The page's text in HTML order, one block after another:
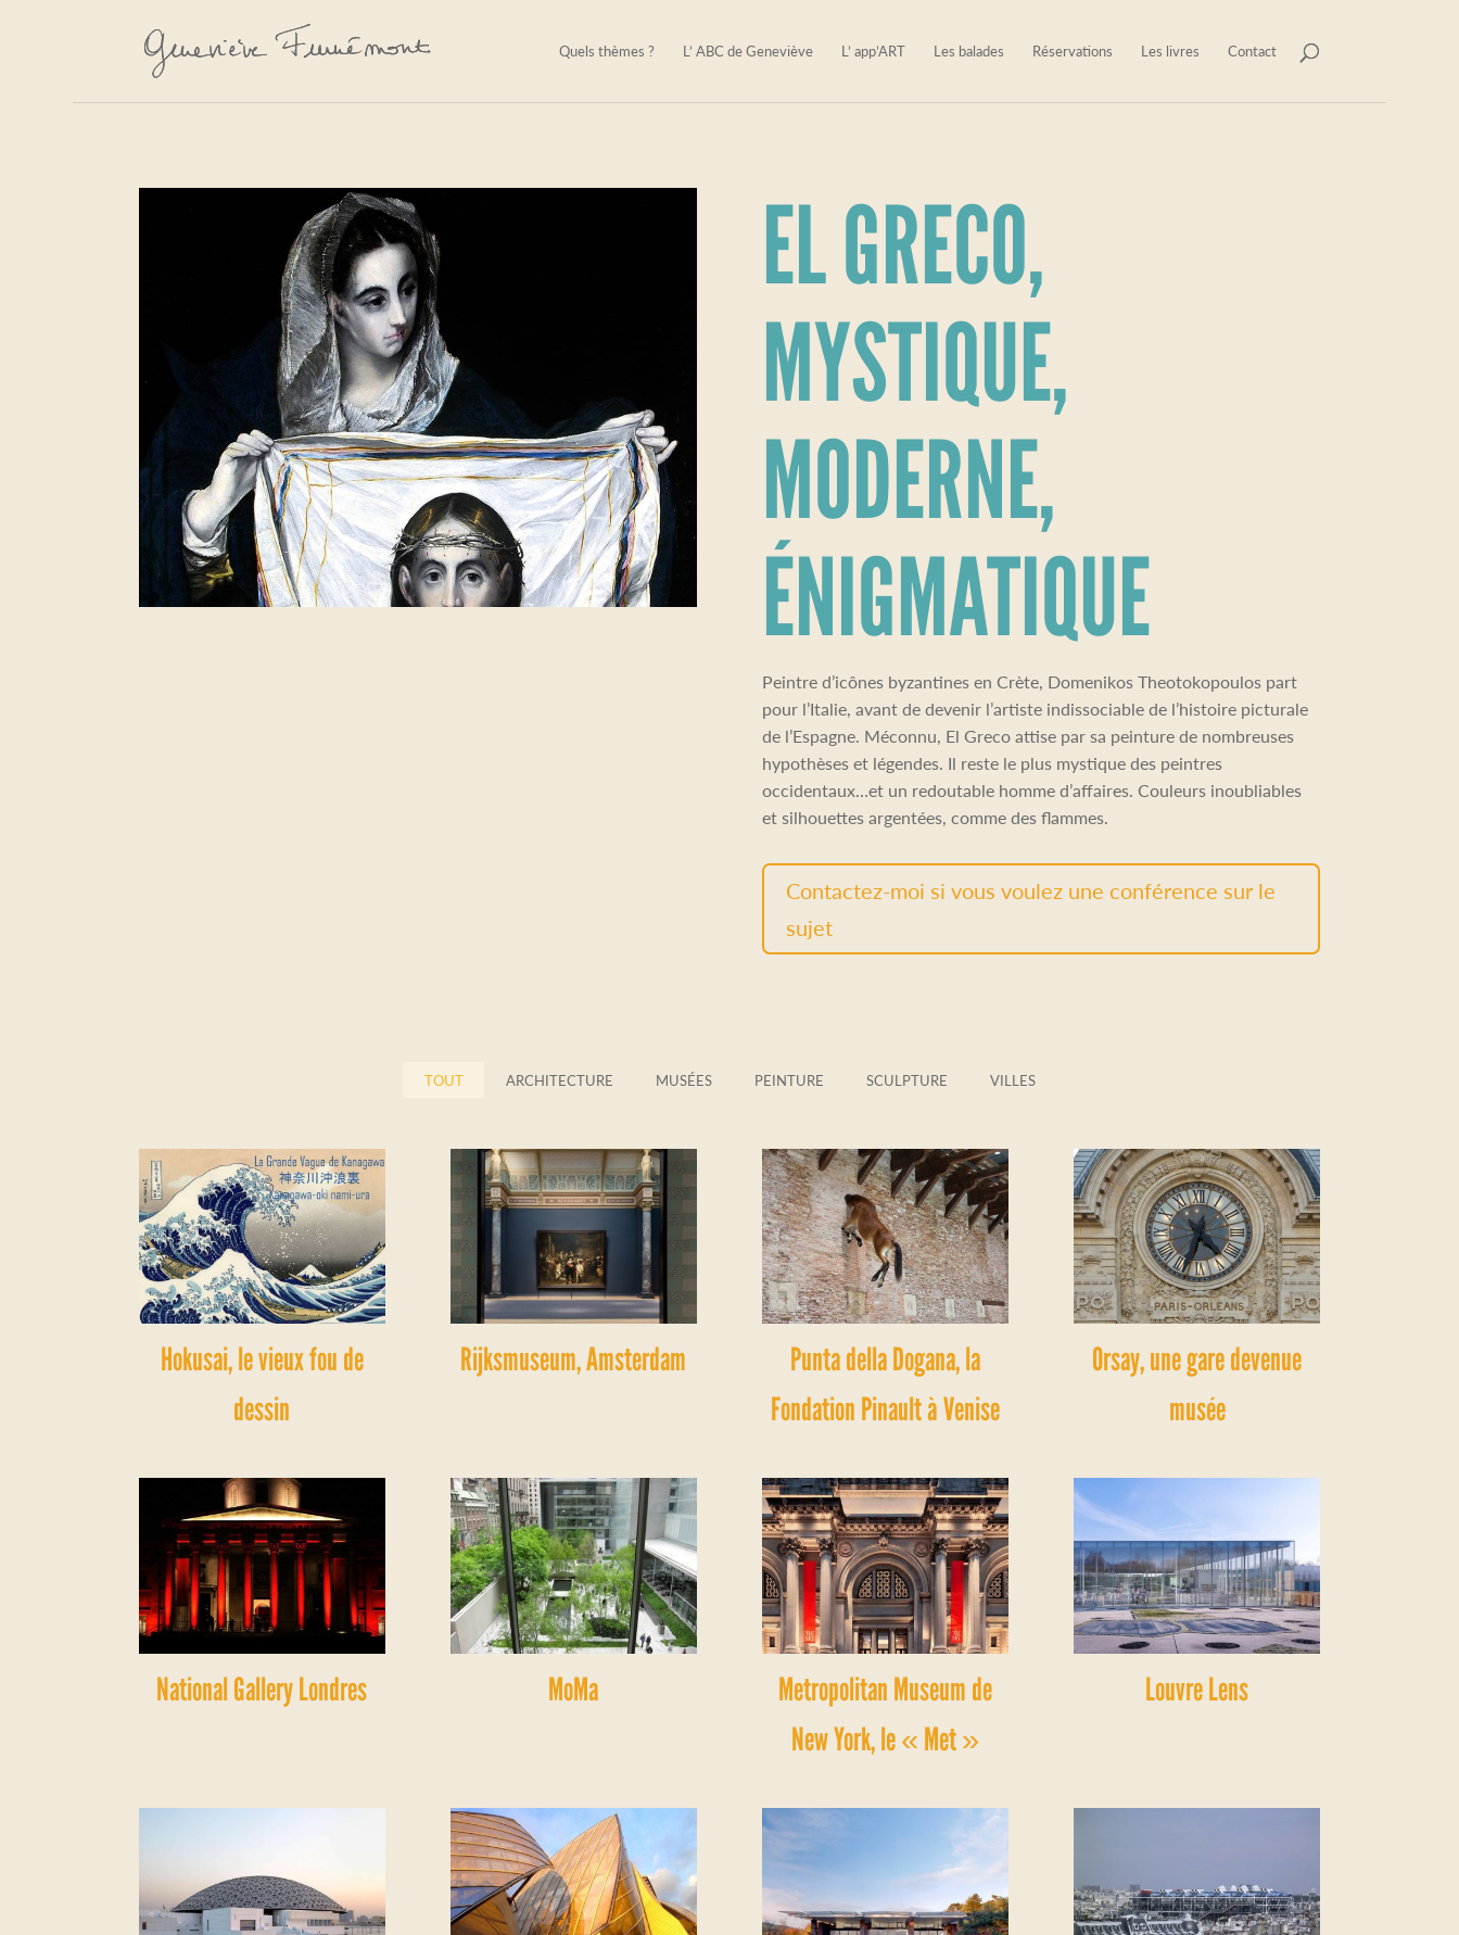
Quels thèmes ? L’ ABC de Geneviève L’ app’ART Les balades Réservations Les livres Contact
EL GRECO,
MYSTIQUE,
MODERNE,
ÉNIGMATIQUE
Peintre d’icônes byzantines en Crète, Domenikos Theotokopoulos part
pour l’Italie, avant de devenir l’artiste indissociable de l’histoire picturale
de l’Espagne. Méconnu, El Greco attise par sa peinture de nombreuses
hypothèses et légendes. Il reste le plus mystique des peintres
occidentaux…et un redoutable homme d’affaires. Couleurs inoubliables
et silhouettes argentées, comme des flammes.
Contactez-moi si vous voulez une conférence sur le
sujet
TOUT ARCHITECTURE MUSÉES PEINTURE SCULPTURE VILLES
Hokusai, le vieux fou de
dessin
Rijksmuseum, Amsterdam
Punta della Dogana, la
Fondation Pinault à Venise
Orsay, une gare devenue
musée
National Gallery Londres MoMa
Metropolitan Museum de
New York, le « Met »
Louvre Lens